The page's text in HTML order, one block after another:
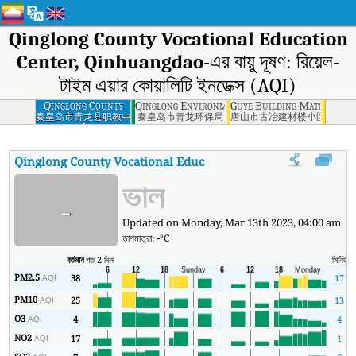
Qinglong County Vocational Education
Center, Qinhuangdao-এর বায়ু দূষণ: রিয়েল-
টাইম এয়ার কোয়ালিটি ইনডেক্স (AQI)
Qinglong County
Vocational
Education Center,
秦皇岛市青龙县职教中
心
Qinglong Environmental Protection Bureau,
秦皇岛市青龙环保局
Guye Building Materials
唐山市古冶建材楼小区
Qinglong County Vocational Education Center,
- ভাল
Updated on Monday, Mar 13th 2023, 04:00 am
তাপমাত্রা:-°C
বর্তমানগত 2 দিন মিনিট
PM2.5AQI 38 17
PM10AQI 25 13
O3AQI 4 4
NO2AQI 17 1